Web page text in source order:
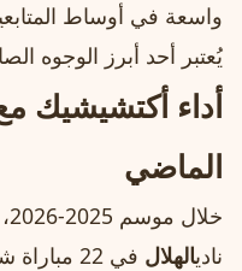
واسعة في أوساط
يُعتبر أحد أبرز الوجوه
أداء أكتشيشيك
الماضي
خلال موسم 2025‑2026، شارك
ناديالهلال
في 22